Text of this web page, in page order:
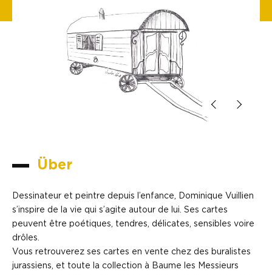
Über
Dessinateur et peintre depuis l’enfance, Dominique Vuillien
s’inspire de la vie qui s’agite autour de lui. Ses cartes
peuvent être poétiques, tendres, délicates, sensibles voire
drôles.
Vous retrouverez ses cartes en vente chez des buralistes
jurassiens, et toute la collection à Baume les Messieurs